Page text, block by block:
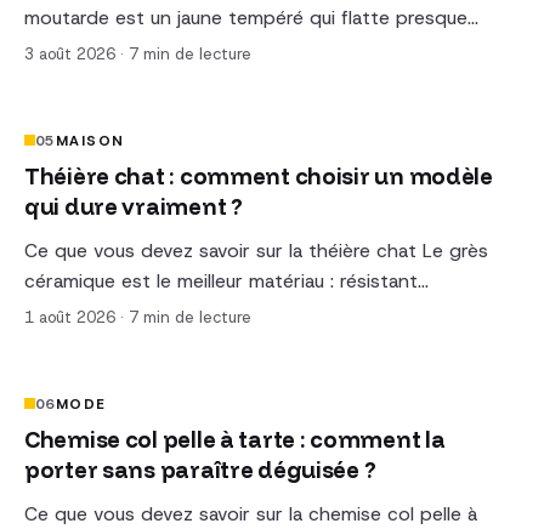
moutarde est un jaune tempéré qui flatte presque…
3 août 2026 · 7 min de lecture
05MAISON
Théière chat : comment choisir un modèle
qui dure vraiment ?
Ce que vous devez savoir sur la théière chat Le grès
céramique est le meilleur matériau : résistant…
1 août 2026 · 7 min de lecture
06MODE
Chemise col pelle à tarte : comment la
porter sans paraître déguisée ?
Ce que vous devez savoir sur la chemise col pelle à